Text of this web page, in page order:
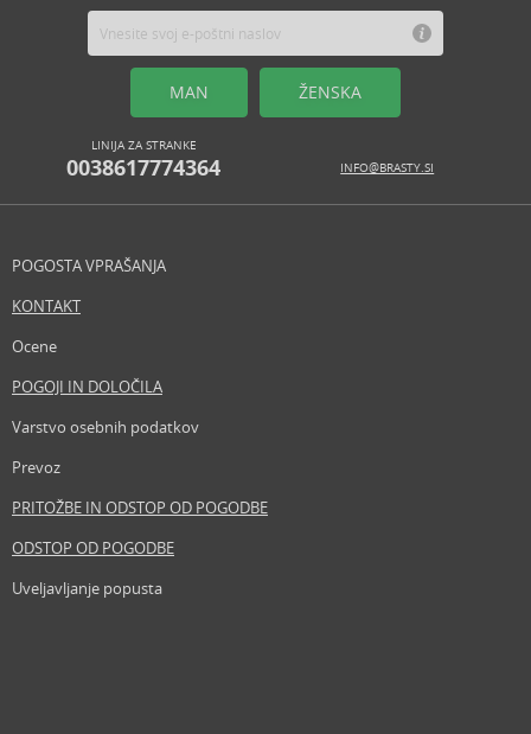
MAN ŽENSKA
LINIJA ZA STRANKE
0038617774364 INFO@BRASTY.SI
POGOSTA VPRAŠANJA
KONTAKT
Ocene
POGOJI IN DOLOČILA
Varstvo osebnih podatkov
Prevoz
PRITOŽBE IN ODSTOP OD POGODBE
ODSTOP OD POGODBE
Uveljavljanje popusta